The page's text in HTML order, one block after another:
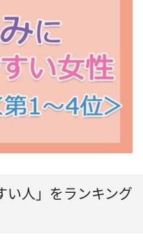
い人」をランキング